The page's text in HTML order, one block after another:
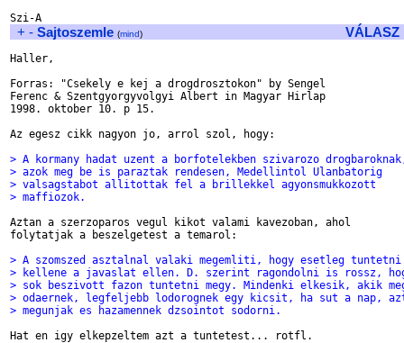
+ - Sajtoszemle (mind) VÁLASZ
Haller,
Forras: "Csekely e kej a drogdrosztokon" by Sengel
Ferenc & Szentgyorgyvolgyi Albert in Magyar Hirlap
1998. oktober 10. p 15.
Az egesz cikk nagyon jo, arrol szol, hogy:
> A kormany hadat uzent a borfotelekben szivarozo
> azok meg be is paraztak rendesen, Medellintol Ulanbatorig
> valsagstabot allitottak fel a brillekkel agyonsmukkozott
> maffiozok.
Aztan a szerzoparos vegul kikot valami kavezoban, ahol
folytatjak a beszelgetest a temarol:
> A szomszed asztalnal valaki megemliti, hogy esetleg tuntetni
> kellene a javaslat ellen. D. szerint ragondolni is rossz,
> sok beszivott fazon tuntetni megy. Mindenki elkesik, akik
> odaernek, legfeljebb lodorognek egy kicsit, ha sut a nap,
> megunjak es hazamennek dzsointot sodorni.
Hat en igy elkepzeltem azt a tuntetest... rotfl.